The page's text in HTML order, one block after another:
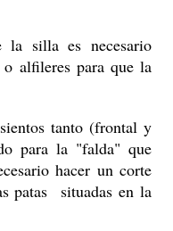
la silla es necesario
o alfileres para que la
tanto (frontal y
para la "falda" que
hacer un corte
patas situadas en la